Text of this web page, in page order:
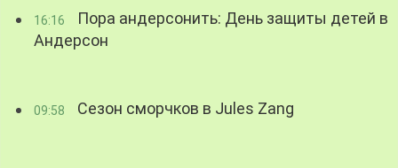
16:16
Пора андерсонить: День защиты детей в
Андерсон
09:58 Сезон сморчков в Jules Zang